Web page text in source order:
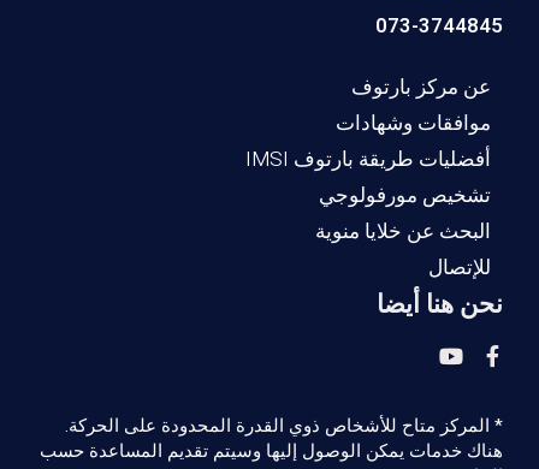
073-3744845
عن مركز بارتوف
موافقات وشهادات
أفضليات طريقة بارتوف IMSI
تشخيص مورفولوجي
البحث عن خلايا منوية
للإتصال
نحن هنا أيضا
* المركز متاح للأشخاص ذوي القدرة المحدودة على الحركة.
هناك خدمات يمكن الوصول إليها وسيتم تقديم المساعدة حسب